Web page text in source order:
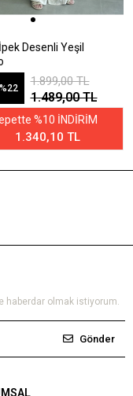
Desenli Yeşil
%22
1.899,00 TL
1.489,00 TL
%10 İNDİRİM
1.340,10 TL
haberdar olmak istiyorum.
Gönder